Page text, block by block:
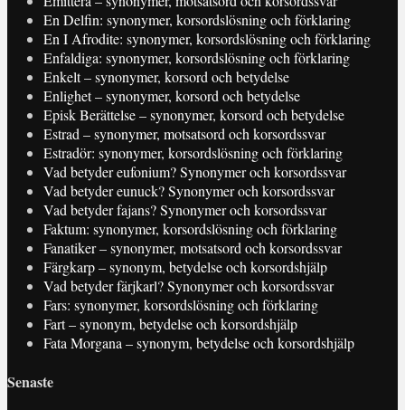
En Delfin: synonymer, korsordslösning och förklaring
En I Afrodite: synonymer, korsordslösning och förklaring
Enfaldiga: synonymer, korsordslösning och förklaring
Enkelt – synonymer, korsord och betydelse
Enlighet – synonymer, korsord och betydelse
Episk Berättelse – synonymer, korsord och betydelse
Estrad – synonymer, motsatsord och korsordssvar
Estradör: synonymer, korsordslösning och förklaring
Vad betyder eufonium? Synonymer och korsordssvar
Vad betyder eunuck? Synonymer och korsordssvar
Vad betyder fajans? Synonymer och korsordssvar
Faktum: synonymer, korsordslösning och förklaring
Fanatiker – synonymer, motsatsord och korsordssvar
Färgkarp – synonym, betydelse och korsordshjälp
Vad betyder färjkarl? Synonymer och korsordssvar
Fars: synonymer, korsordslösning och förklaring
Fart – synonym, betydelse och korsordshjälp
Fata Morgana – synonym, betydelse och korsordshjälp
Senaste